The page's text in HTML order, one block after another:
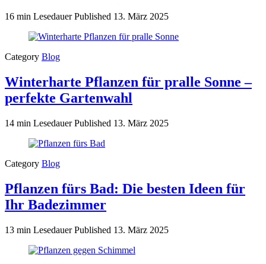
16 min LesedauerPublished 13. März 2025
Category Blog
Winterharte Pflanzen für pralle Sonne –
perfekte Gartenwahl
14 min LesedauerPublished 13. März 2025
Category Blog
Pflanzen fürs Bad: Die besten Ideen für
Ihr Badezimmer
13 min LesedauerPublished 13. März 2025